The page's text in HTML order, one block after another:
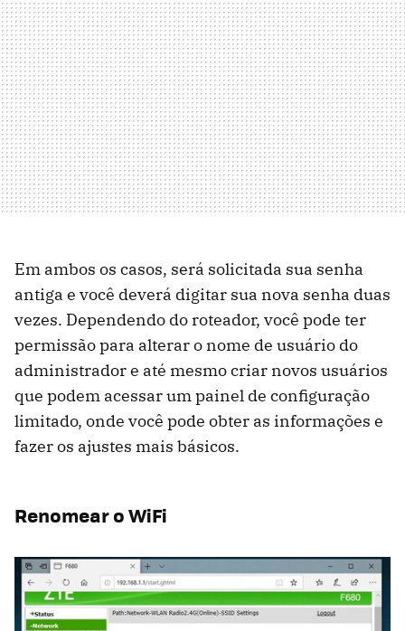
Em ambos os casos, será solicitada sua senha
antiga e você deverá digitar sua nova senha duas
vezes. Dependendo do roteador, você pode ter
permissão para alterar o nome de usuário do
administrador e até mesmo criar novos usuários
que podem acessar um painel de configuração
limitado, onde você pode obter as informações e
fazer os ajustes mais básicos.
Renomear o WiFi